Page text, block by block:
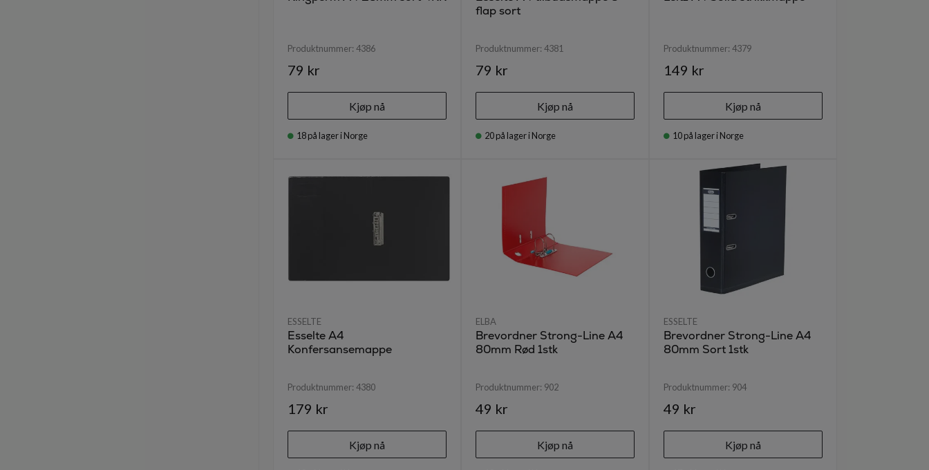
Produktnummer: 4386
79 kr
Kjøp nå
18 på lager i Norge
flap sort
Produktnummer: 4381
79 kr
Kjøp nå
20 på lager i Norge
Produktnummer: 4379
149 kr
Kjøp nå
10på lager i Norge
ESSELTE
Esselte A4
Konfersansemappe
Produktnummer: 4380
179 kr
Kjøp nå
ELBA
Brevordner Strong-Line A4
80mm Rød 1stk
Produktnummer: 902
49 kr
Kjøp nå
ESSELTE
Brevordner Strong-Line A4
80mm Sort 1stk
Produktnummer: 904
49 kr
Kjøp nå